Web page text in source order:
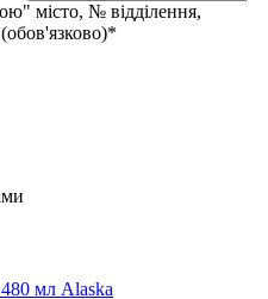
місто, № відділення,